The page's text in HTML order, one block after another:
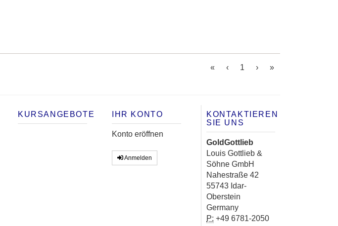
« ‹ 1 (current)
› »
KURSANGEBOTE IHR KONTO
Konto eröffnen
Anmelden
KONTAKTIEREN
SIE UNS
GoldGottlieb
Louis Gottlieb &
Söhne GmbH
Nahestraße 42
55743 Idar-
Oberstein
Germany
P: +49 6781-2050